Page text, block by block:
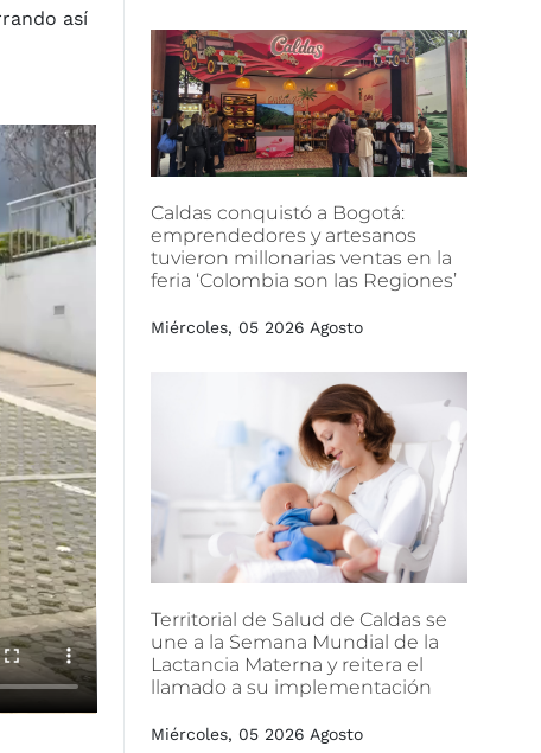
así
Caldas conquistó a Bogotá:
emprendedores y artesanos
tuvieron millonarias ventas en la
feria ‘Colombia son las Regiones’
Miércoles, 05 2026 Agosto
Territorial de Salud de Caldas se
une a la Semana Mundial de la
Lactancia Materna y reitera el
llamado a su implementación
Miércoles, 05 2026 Agosto